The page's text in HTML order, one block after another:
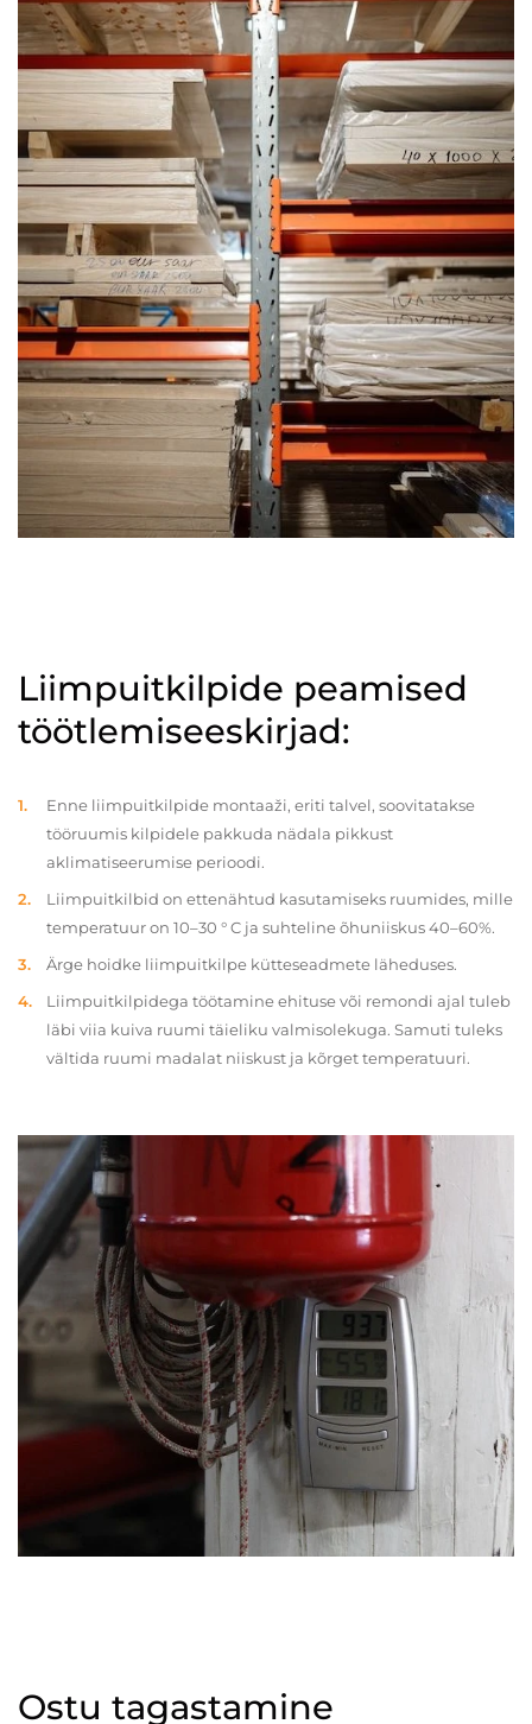
Liimpuitkilpide peamised
töötlemiseeskirjad:
Enne liimpuitkilpide montaaži, eriti talvel, soovitatakse
tööruumis kilpidele pakkuda nädala pikkust
aklimatiseerumise perioodi.
Liimpuitkilbid on ettenähtud kasutamiseks ruumides, mille
temperatuur on 10–30 ° C ja suhteline õhuniiskus 40–60%.
Ärge hoidke liimpuitkilpe kütteseadmete läheduses.
Liimpuitkilpidega töötamine ehituse või remondi ajal tuleb
läbi viia kuiva ruumi täieliku valmisolekuga. Samuti tuleks
vältida ruumi madalat niiskust ja kõrget temperatuuri.
Ostu tagastamine